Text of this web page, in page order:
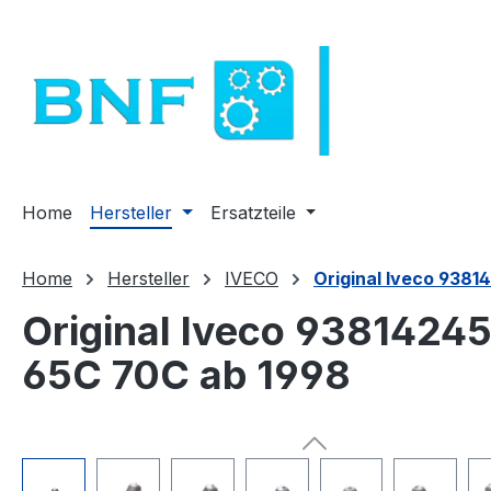
Home Hersteller Ersatzteile
Home Hersteller IVECO Original Iveco
Original Iveco
65C 70C ab 1998